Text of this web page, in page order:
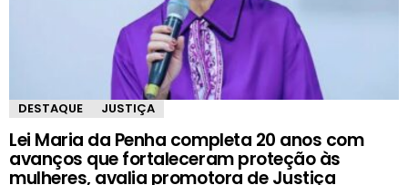
DESTAQUE JUSTIÇA
Lei Maria da Penha completa 20 anos com
avanços que fortaleceram proteção às
mulheres, avalia promotora de Justiça